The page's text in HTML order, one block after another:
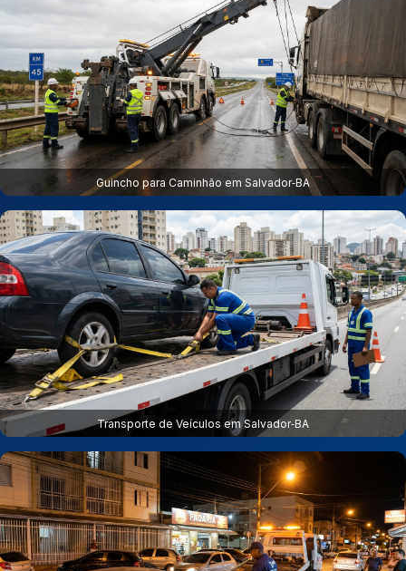
Guincho para Caminhão em Salvador‑BA
Transporte de Veículos em Salvador‑BA